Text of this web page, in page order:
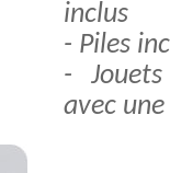
inclus
- Piles
-
avec